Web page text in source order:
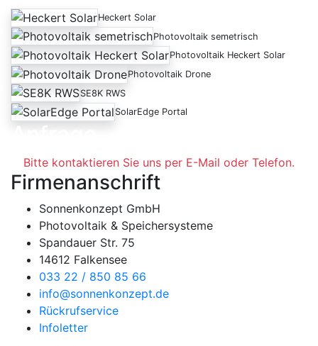
Heckert Solar
Photovoltaik semetrisch
Photovoltaik Heckert Solar
Photovoltaik Drone
SE8K RWS
SolarEdge Portal
Anfrage
Bitte kontaktieren Sie uns per E-Mail oder Telefon.
Firmenanschrift
Sonnenkonzept GmbH
Photovoltaik & Speichersysteme
Spandauer Str. 75
14612 Falkensee
033 22 / 850 85 66
info@sonnenkonzept.de
Rückrufservice
Infoletter